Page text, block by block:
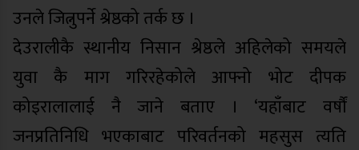
उनले जित्नुपर्ने श्रेष्ठको तर्क छ ।
देउरालीकै स्थानीय निसान श्रेष्ठले अहिलेको समयले
युवा कै माग गरिरहेकोले आफ्नो भोट दीपक
कोइरालालाई नै जाने बताए । ‘यहाँबाट वर्षौं
जनप्रतिनिधि भएकाबाट परिवर्तनको महसुस त्यति